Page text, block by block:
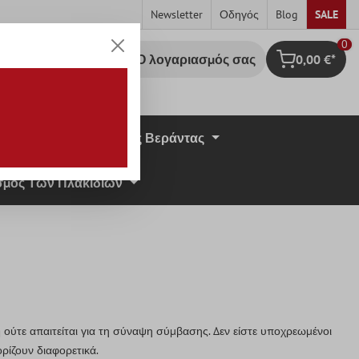
Newsletter Οδηγός Blog SALE
Ο λογαριασμός σας Καλάθι
0
0,00 €*
Πλάκες Βεράντας
Των Πλακιδίων
απαιτείται για τη σύναψη σύμβασης. Δεν είστε υποχρεωμένοι
διαφορετικά.